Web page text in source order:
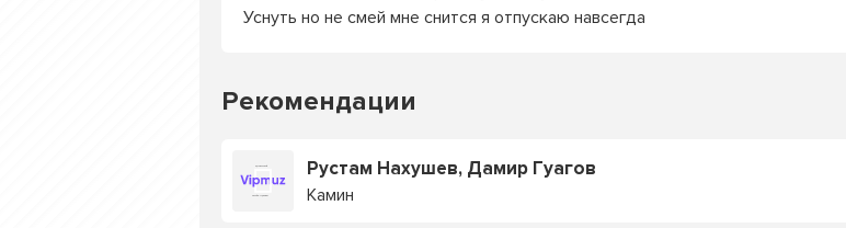
Уснуть но не смей мне снится я отпускаю навсегда
Рекомендации
Рустам Нахушев, Дамир Гуагов
Камин